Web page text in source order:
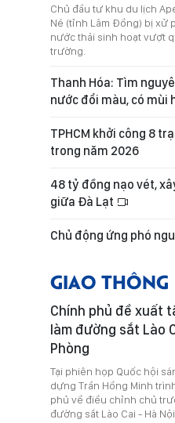
Chủ đầu tư khu du lịch
Né (tỉnh Lâm Đồng) bị xử
nước thải sinh hoạt vượt
trường.
Thanh Hóa: Tìm
nước đổi màu, có mùi
TPHCM khởi công 8
trong năm 2026
48 tỷ đồng nạo vét,
giữa Đà Lạt
Chủ động ứng phó
GIAO THÔNG
Chính phủ đề xuất
làm đường sắt Lào
Phòng
Tại phiên họp Quốc hội
dựng Trần Hồng Minh
phủ về điều chỉnh chủ
đường sắt Lào Cai - Hà